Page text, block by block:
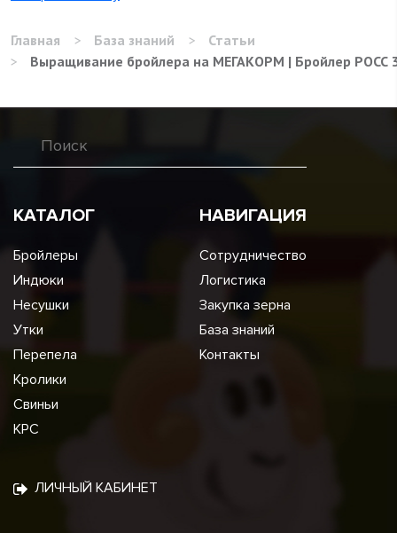
Главная > База знаний >
Статьи
>
Выращивание бройлера на МЕГАКОРМ | Бройлер РОСС
КАТАЛОГ
Бройлеры
Индюки
Несушки
Утки
Перепела
Кролики
Свиньи
КРС
НАВИГАЦИЯ
Сотрудничество
Логистика
Закупка зерна
База знаний
Контакты
ЛИЧНЫЙ КАБИНЕТ